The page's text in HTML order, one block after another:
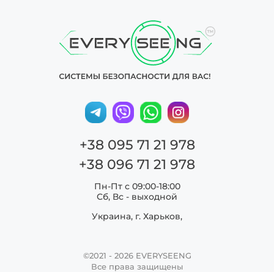
+38 095 71 21 978
+38 096 71 21 978
Пн-Пт с 09:00-18:00
Сб, Вс - выходной
Украина, г. Харьков,
©2021 - 2026 EVERYSEENG
Все права защищены